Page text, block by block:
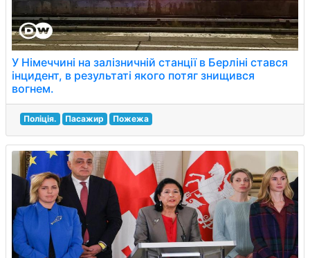
У Німеччині на залізничній станції в Берліні стався
інцидент, в результаті якого потяг знищився
вогнем.
Поліція. Пасажир Пожежа